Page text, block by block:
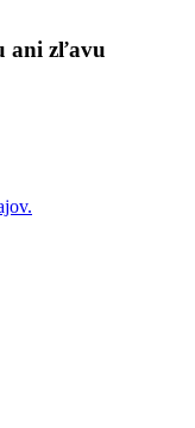
ani zľavu